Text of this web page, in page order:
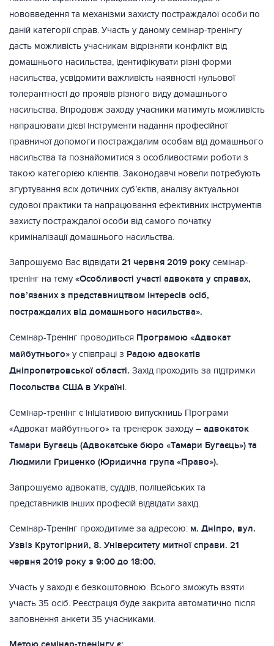
нововведення та механізми захисту постраждалої особи по
даній категорії справ. Участь у даному семінар-тренінгу
дасть можливість учасникам відрізняти конфлікт від
домашнього насильства, ідентифікувати різні форми
насильства, усвідомити важливість наявності нульової
толерантності до проявів різного виду домашнього
насильства. Впродовж заходу учасники матимуть можливість
напрацювати дієві інструменти надання професійної
правничої допомоги постраждалим особам від домашнього
насильства та познайомитися з особливостями роботи з
такою категорією клієнтів. Законодавчі новели потребують
згуртування всіх дотичних суб’єктів, аналізу актуальної
судової практики та напрацювання ефективних інструментів
захисту постраждалої особи від самого початку
криміналізації домашнього насильства.
Запрошуємо Вас відвідати 21 червня 2019 року семінар-
тренінг на тему«Особливості участі адвоката у справах,
пов’язаних з представництвом інтересів осіб,
постраждалих від домашнього насильства».
Семінар-Тренінг проводиться Програмою «Адвокат
майбутнього» у співпраці з Радою адвокатів
Дніпропетровської області. Захід проходить за підтримки
Посольства США в Україні.
Семінар-тренінг є ініціативою випускниць Програми
«Адвокат майбутнього» та тренерок заходу – адвокаток
Тамари Бугаєць (Адвокатське бюро «Тамари Бугаєць») та
Людмили Гриценко (Юридична група «Право»).
Запрошуємо адвокатів, суддів, поліцейських та
представників інших професій відвідати захід.
Семінар-Тренінг проходитиме за адресою: м. Дніпро, вул.
Узвіз Крутогірний, 8. Університету митної справи. 21
червня 2019 року з 9:00 до 18:00.
Участь у заході є безкоштовною. Всього зможуть взяти
участь 35 осіб. Реєстрація буде закрита автоматично після
заповнення анкети 35 учасниками.